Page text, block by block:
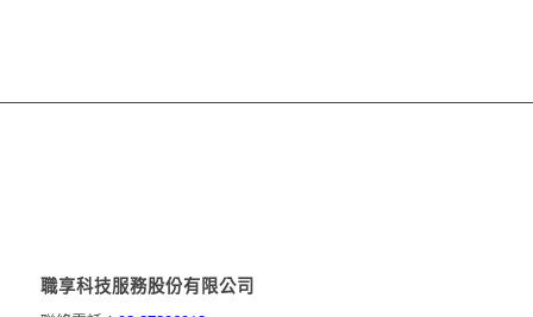
職享科技服務股份有限公司